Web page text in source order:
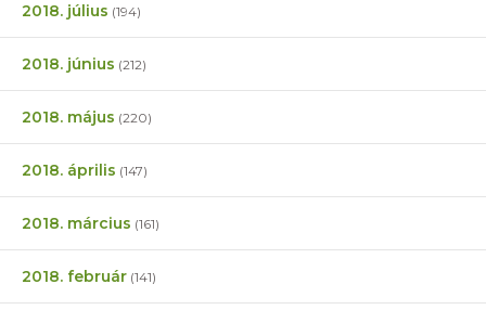
2018. július (194)
2018. június (212)
2018. május (220)
2018. április (147)
2018. március (161)
2018. február (141)